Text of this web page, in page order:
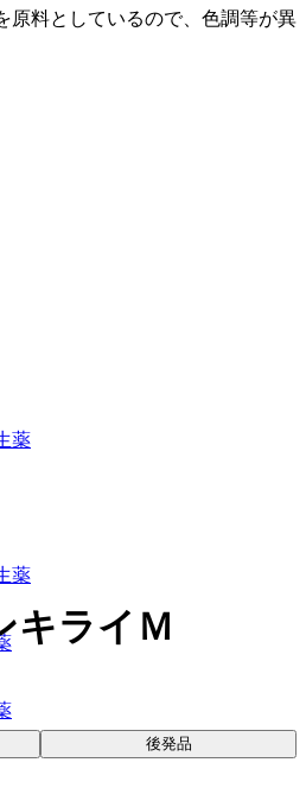
料としているので、色調等が異
薬
薬
キライＭ
後発品